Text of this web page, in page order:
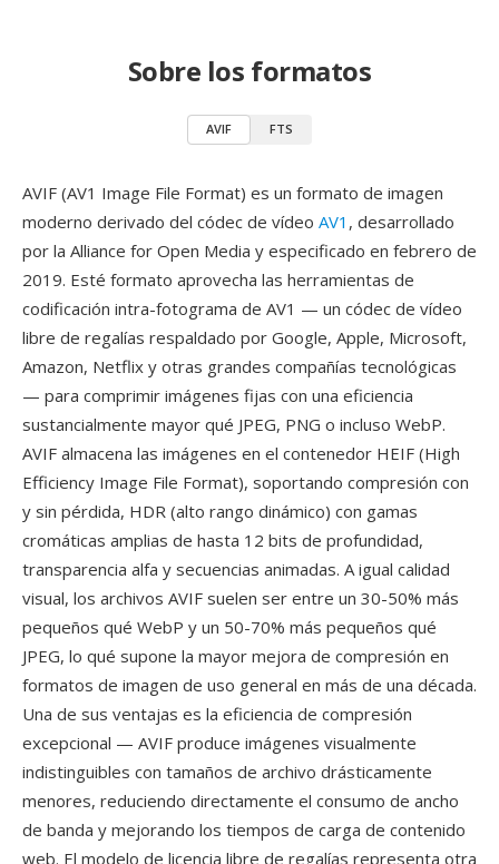
Sobre los formatos
AVIF FTS
AVIF (AV1 Image File Format) es un formato de imagen
moderno derivado del códec de vídeo AV1 , desarrollado
por la Alliance for Open Media y especificado en febrero de
2019. Esté formato aprovecha las herramientas de
codificación intra-fotograma de AV1 — un códec de vídeo
libre de regalías respaldado por Google, Apple, Microsoft,
Amazon, Netflix y otras grandes compañías tecnológicas
— para comprimir imágenes fijas con una eficiencia
sustancialmente mayor qué JPEG, PNG o incluso WebP.
AVIF almacena las imágenes en el contenedor HEIF (High
Efficiency Image File Format), soportando compresión con
y sin pérdida, HDR (alto rango dinámico) con gamas
cromáticas amplias de hasta 12 bits de profundidad,
transparencia alfa y secuencias animadas. A igual calidad
visual, los archivos AVIF suelen ser entre un 30-50% más
pequeños qué WebP y un 50-70% más pequeños qué
JPEG, lo qué supone la mayor mejora de compresión en
formatos de imagen de uso general en más de una década.
Una de sus ventajas es la eficiencia de compresión
excepcional — AVIF produce imágenes visualmente
indistinguibles con tamaños de archivo drásticamente
menores, reduciendo directamente el consumo de ancho
de banda y mejorando los tiempos de carga de contenido
web. El modelo de licencia libre de regalías representa otra